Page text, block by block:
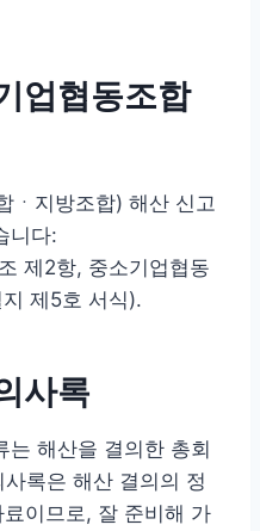
업협동조합
ㆍ지방조합) 해산 신고
니다:
제2항, 중소기업협동
제5호 서식).
사록
는 해산을 결의한 총회
록은 해산 결의의 정
이므로, 잘 준비해 가